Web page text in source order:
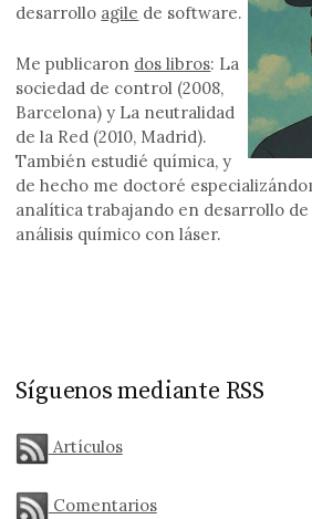
desarrollo agile de software.
Me publicaron dos libros: La
sociedad de control (2008,
Barcelona) y La neutralidad
de la Red (2010, Madrid).
También estudié química, y
de hecho me doctoré
analítica trabajando en desarrollo
análisis químico con láser.
Síguenos mediante RSS
Artículos
Comentarios